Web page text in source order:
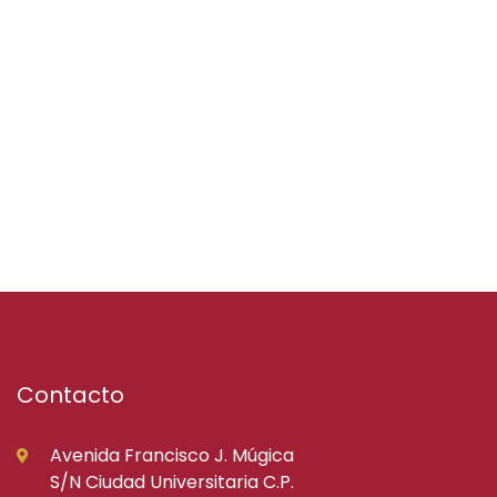
Contacto
Avenida Francisco J. Múgica
S/N Ciudad Universitaria C.P.